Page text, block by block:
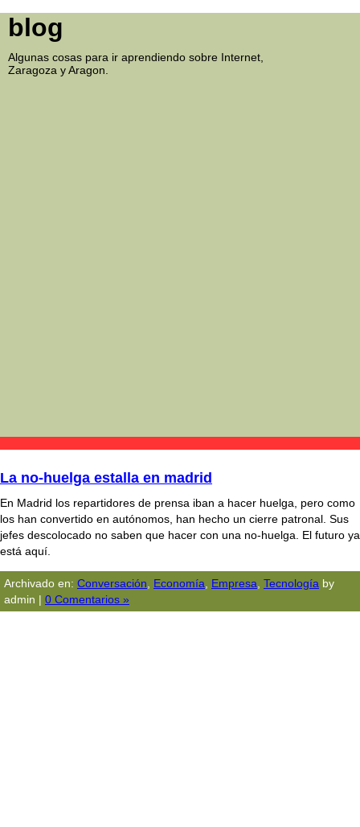
blog
Algunas cosas para ir aprendiendo sobre Internet,
Zaragoza y Aragon.
La no-huelga estalla en madrid
En Madrid los repartidores de prensa iban a hacer huelga, pero como
los han convertido en autónomos, han hecho un cierre patronal. Sus
jefes descolocado no saben que hacer con una no-huelga. El futuro ya
está aquí­.
Archivado en: Conversación Economía Empresa Tecnologí­a by
admin | 0 Comentarios »